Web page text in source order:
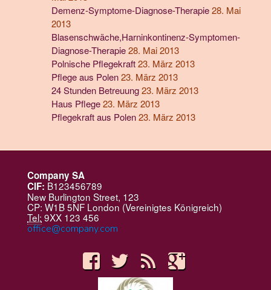
Demenz-Symptome-Diagnose-Therapie28. Mai
2013
Blasenschwäche,Harninkontinenz-Symptomen-
Diagnose-Therapie28. Mai 2013
Polnische Pflegekraft23. März 2013
Pflege aus Polen23. März 2013
24 Stunden Betreuung23. März 2013
Haus Pflege23. März 2013
Pflegekraft aus Polen23. März 2013
Company SA
CIF: B123456789
New Burlington Street, 123
CP: W1B 5NF London (Vereinigtes Königreich)
Tel: 9XX 123 456
office@company.com